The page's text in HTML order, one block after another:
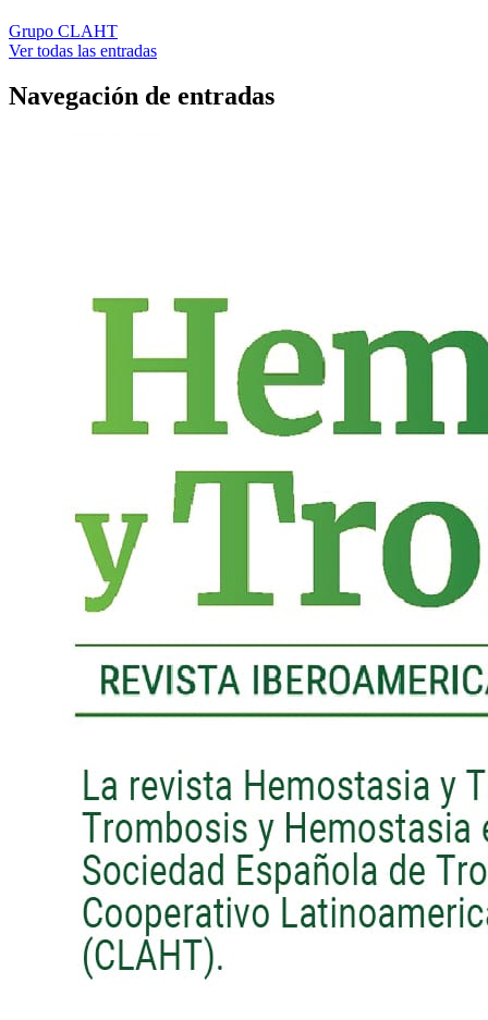
Grupo CLAHT
Ver todas las entradas
Navegación de entradas